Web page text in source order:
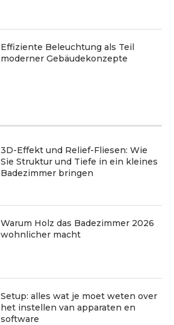
Effiziente Beleuchtung als Teil
moderner Gebäudekonzepte
3D-Effekt und Relief-Fliesen: Wie
Sie Struktur und Tiefe in ein kleines
Badezimmer bringen
Warum Holz das Badezimmer 2026
wohnlicher macht
Setup: alles wat je moet weten over
het instellen van apparaten en
software